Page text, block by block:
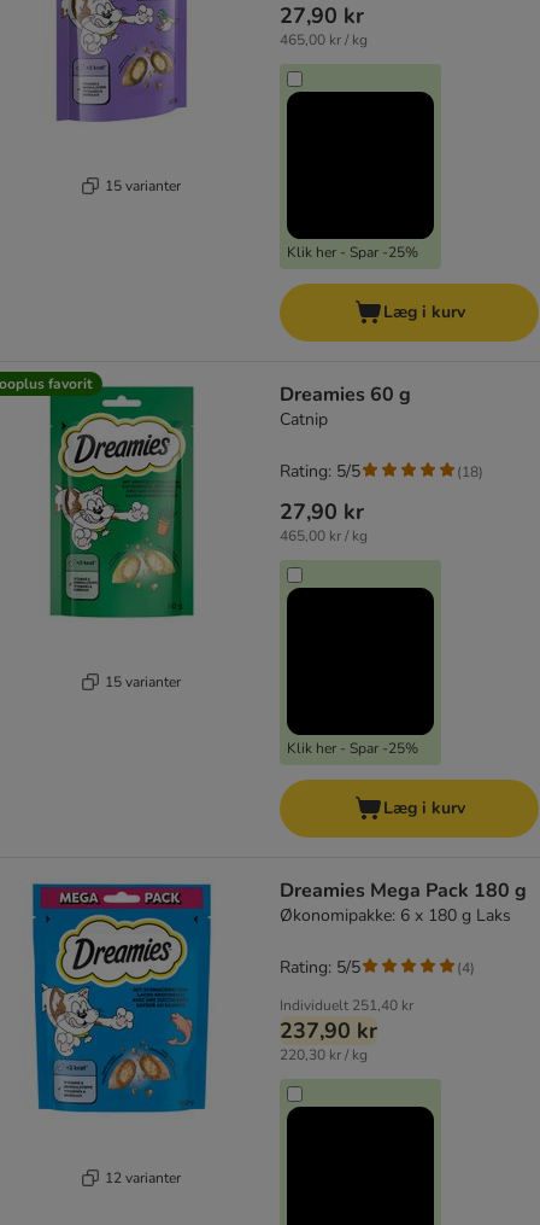
15 varianter
27,90 kr
465,00 kr / kg
Klik her - Spar -25%
Læg i kurv
favorit
15 varianter
Dreamies 60 g
Catnip
27,90 kr
465,00 kr / kg
Klik her - Spar -25%
Rating: 5/5 (18)
Læg i kurv
12 varianter
Dreamies Mega Pack 180 g
Økonomipakke: 6 x 180 g Laks
Individuelt 251,40 kr
237,90 kr
220,30 kr / kg
Rating: 5/5 (4)